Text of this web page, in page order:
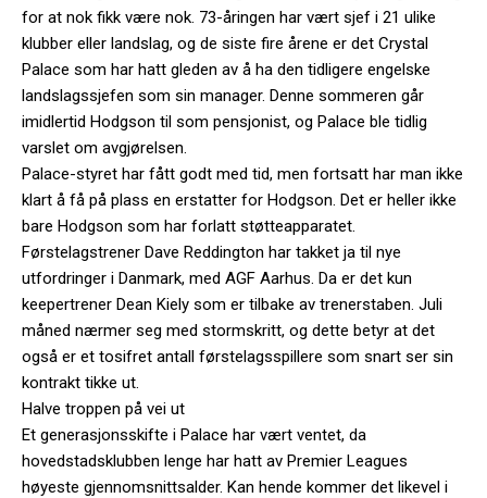
for at nok fikk være nok. 73-åringen har vært sjef i 21 ulike
klubber eller landslag, og de siste fire årene er det Crystal
Palace som har hatt gleden av å ha den tidligere engelske
landslagssjefen som sin manager. Denne sommeren går
imidlertid Hodgson til som pensjonist, og Palace ble tidlig
varslet om avgjørelsen.
Palace-styret har fått godt med tid, men fortsatt har man ikke
klart å få på plass en erstatter for Hodgson. Det er heller ikke
bare Hodgson som har forlatt støtteapparatet.
Førstelagstrener Dave Reddington har takket ja til nye
utfordringer i Danmark, med AGF Aarhus. Da er det kun
keepertrener Dean Kiely som er tilbake av trenerstaben. Juli
måned nærmer seg med stormskritt, og dette betyr at det
også er et tosifret antall førstelagsspillere som snart ser sin
kontrakt tikke ut.
Halve troppen på vei ut
Et generasjonsskifte i Palace har vært ventet, da
hovedstadsklubben lenge har hatt av Premier Leagues
høyeste gjennomsnittsalder. Kan hende kommer det likevel i